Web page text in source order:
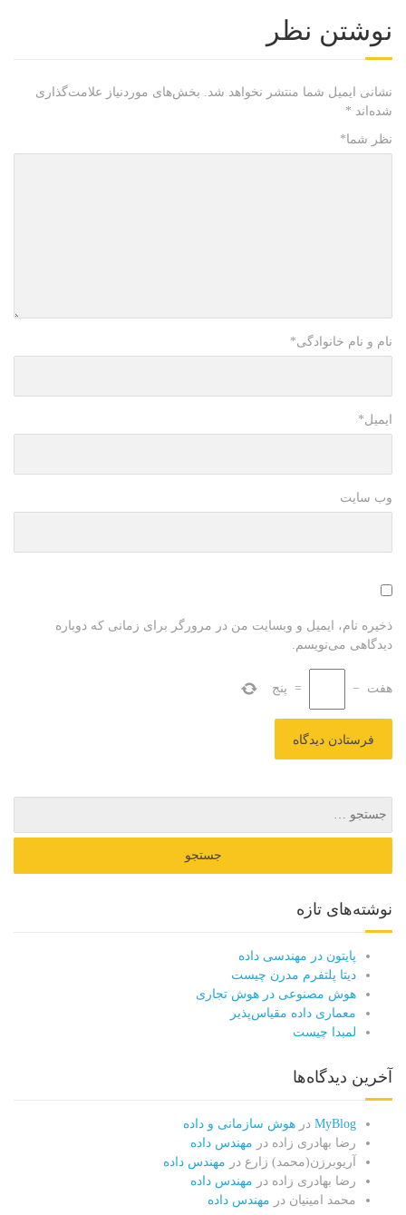
نوشتن نظر
نشانی ایمیل شما منتشر نخواهد شد.
بخش‌های موردنیاز علامت‌گذاری
شده‌اند *
نظر شما*
نام و نام خانوادگی*
ایمیل*
وب سایت
ذخیره نام، ایمیل و وبسایت من در مرورگر برای زمانی که دوباره
دیدگاهی می‌نویسم.
هفت −
= پنج
نوشته‌های تازه
پایتون در مهندسی داده
دیتا پلتفرم مدرن چیست
هوش مصنوعی در هوش تجاری
معماری داده مقیاس‌پذیر
لمبدا چیست
آخرین دیدگاه‌ها
MyBlog در هوش سازمانی و داده
رضا بهادری زاده در مهندس داده
آریوبرزن(محمد) زارع در مهندس داده
رضا بهادری زاده در مهندس داده
محمد امینیان در مهندس داده